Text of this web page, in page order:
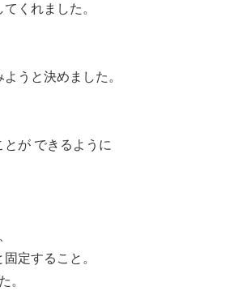
くれました。
うと決めました。
が できるように
定すること。
。